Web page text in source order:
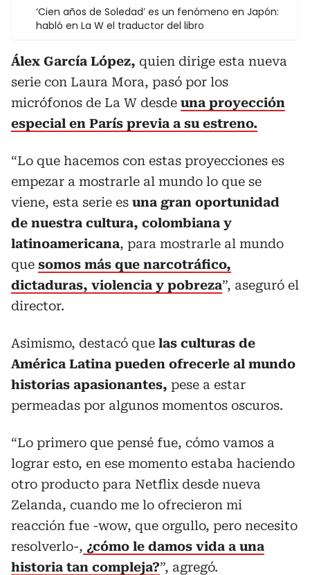
‘Cien años de Soledad’ es un fenómeno en Japón:
habló en La W el traductor del libro
Álex García López, quien dirige esta nueva
serie con Laura Mora, pasó por los
micrófonos de La W desde una proyección
especial en París previa a su estreno.
“Lo que hacemos con estas proyecciones es
empezar a mostrarle al mundo lo que se
viene, esta serie es una gran oportunidad
de nuestra cultura, colombiana y
latinoamericana, para mostrarle al mundo
que somos más que narcotráfico,
dictaduras, violencia y pobreza”, aseguró el
director.
Asimismo, destacó que las culturas de
América Latina pueden ofrecerle al mundo
historias apasionantes, pese a estar
permeadas por algunos momentos oscuros.
“Lo primero que pensé fue, cómo vamos a
lograr esto, en ese momento estaba haciendo
otro producto para Netflix desde nueva
Zelanda, cuando me lo ofrecieron mi
reacción fue -wow, que orgullo, pero necesito
resolverlo-, ¿cómo le damos vida a una
historia tan compleja?”, agregó.